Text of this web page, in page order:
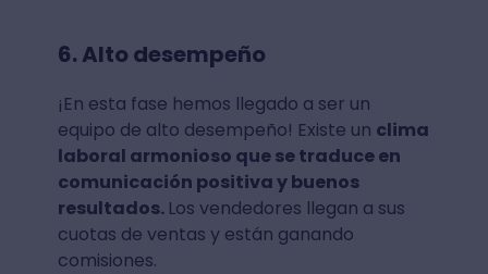
6. Alto desempeño
¡En esta fase hemos llegado a ser un
equipo de alto desempeño! Existe un clima
laboral armonioso que se traduce en
comunicación positiva y buenos
resultados. Los vendedores llegan a sus
cuotas de ventas y están ganando
comisiones.